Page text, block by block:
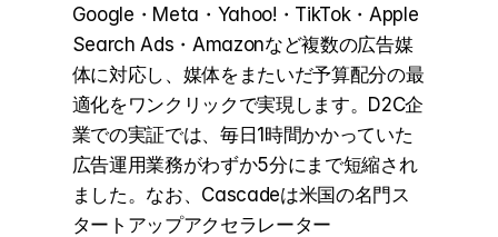
Google・Meta・Yahoo!・TikTok・Apple
Search Ads・Amazonなど複数の広告媒
体に対応し、媒体をまたいだ予算配分の最
適化をワンクリックで実現します。D2C企
業での実証では、毎日1時間かかっていた
広告運用業務がわずか5分にまで短縮され
ました。なお、Cascadeは米国の名門ス
タートアップアクセラレーター